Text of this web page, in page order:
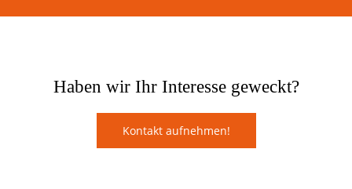
Haben wir Ihr Interesse geweckt?
Kontakt aufnehmen!